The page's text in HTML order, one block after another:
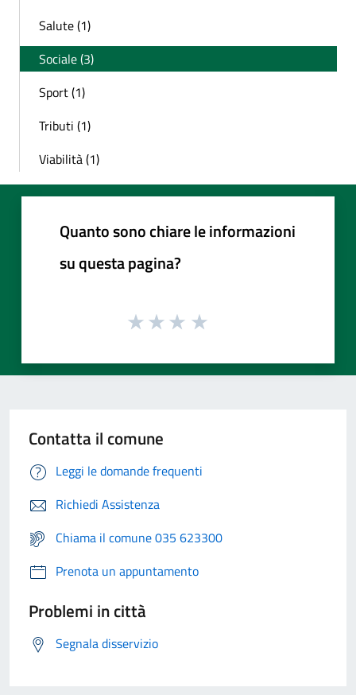
Salute (1)
Sociale (3)
Sport (1)
Tributi (1)
Viabilità (1)
Quanto sono chiare le informazioni
su questa pagina?
Contatta il comune
Leggi le domande frequenti
Richiedi Assistenza
Chiama il comune 035 623300
Prenota un appuntamento
Problemi in città
Segnala disservizio